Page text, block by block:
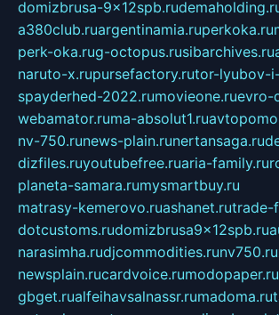
domizbrusa-9x12spb.ru
a380club.ruargentinamia.ruperkoka.ru
perk-oka.rug-octopus.rusibarchives.ru
naruto-x.rupursefactory.rutor-lyubov-
spayderhed-2022.rumovieone.ruevro-
webamator.ruma-absolut1.ru
nv-750.runews-plain.runertansaga.ru
dizfiles.ruyoutubefree.ruaria-family.ru
planeta-samara.rumysmartbuy.ru
matrasy-kemerovo.ruashanet.rutrade-
dotcustoms.rudomizbrusa9x12spb.ru
narasimha.rudjcommodities.runv750.ru
newsplain.rucardvoice.rumodopaper.ru
gbget.rualfeihavsalnassr.rumadoma.ru